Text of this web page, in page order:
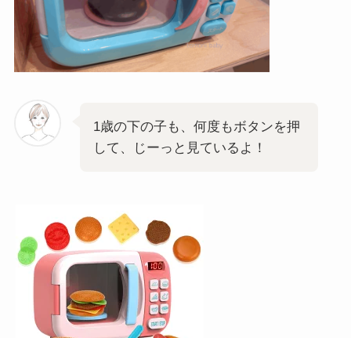
1歳の下の子も、何度もボタンを押
して、じーっと見ているよ！